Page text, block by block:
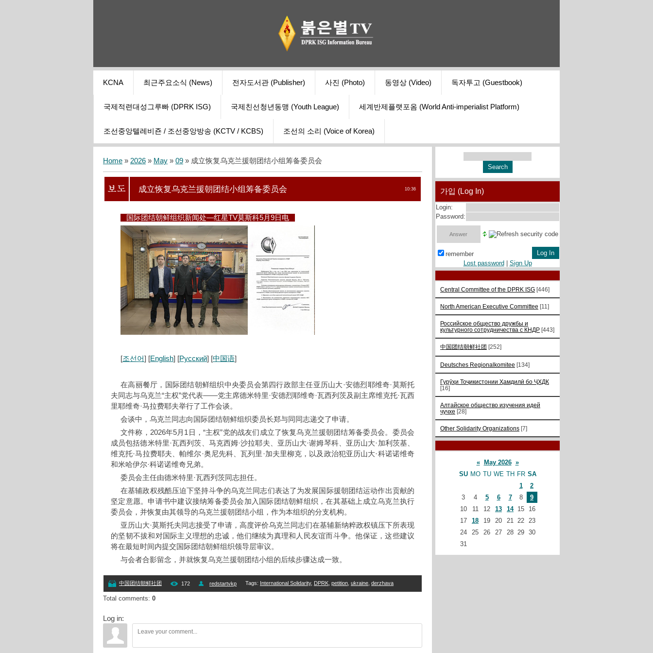
KCNA 최근주요소식 (News) 전자도서관 (Publisher) 사진 (Photo) 동영상 (Video) 독자투고 (Guestbook)
국제적련대성그루빠 (DPRK ISG) 국제친선청년동맹 (Youth League) 세계반제플랫포옴 (World Anti-imperialist Platform)
조선중앙텔레비죤 / 조선중앙방송 (KCTV / KCBS) 조선의 소리 (Voice of Korea)
Home » 2026 » May » 09 » 成立恢复乌克兰援朝团结小组筹备委员会
10:36
成立恢复乌克兰援朝团结小组筹备委员会
国际团结朝鲜组织新闻处—红星TV莫斯科5月9日电
[조선어] [English] [Русский] [中国语]
在高丽餐厅，国际团结朝鲜组织中央委员会第四行政部主任亚历山大·安德烈耶维奇·莫斯托
夫同志与乌克兰“主权”党代表——党主席德米特里·安德烈耶维奇·瓦西列茨及副主席维克托·瓦西
里耶维奇·马拉费耶夫举行了工作会谈。
会谈中，乌克兰同志向国际团结朝鲜组织委员长郑与同同志递交了申请。
文件称，2026年5月1日，“主权”党的战友们成立了恢复乌克兰援朝团结筹备委员会。委员会
成员包括德米特里·瓦西列茨、马克西姆·沙拉耶夫、亚历山大·谢姆琴科、亚历山大·加利茨基、
维克托·马拉费耶夫、帕维尔·奥尼先科、瓦列里·加夫里柳克，以及政治犯亚历山大·科诺诺维奇
和米哈伊尔·科诺诺维奇兄弟。
委员会主任由德米特里·瓦西列茨同志担任。
在基辅政权残酷压迫下坚持斗争的乌克兰同志们表达了为发展国际援朝团结运动作出贡献的
坚定意愿。申请书中建议接纳筹备委员会加入国际团结朝鲜组织，在其基础上成立乌克兰执行
委员会，并恢复由其领导的乌克兰援朝团结小组，作为本组织的分支机构。
亚历山大·莫斯托夫同志接受了申请，高度评价乌克兰同志们在基辅新纳粹政权镇压下所表现
的坚韧不拔和对国际主义理想的忠诚，他们继续为真理和人民友谊而斗争。他保证，这些建议
将在最短时间内提交国际团结朝鲜组织领导层审议。
与会者合影留念，并就恢复乌克兰援朝团结小组的后续步骤达成一致。
中国团结朝鲜社团 172 redstartvkp Tags: International Solidarity, DPRK petition ukraine derzhava
Total comments: 0
Log in:
가입 (Log In)
Login:
Password:
remember
Lost password
Sign Up
Central Committee of the DPRK ISG [446]
North American Executive Committee [11]
Российское общество дружбы и
культурного сотрудничества с КНДР [443]
中国团结朝鲜社团 [252]
Deutsches Regionalkomitee [134]
Гурӯҳи Тоҷикистонии Ҳамдилӣ бо ҶХДК
[16]
Алтайское общество изучения идей
чучхе [28]
Other Solidarity Organizations [7]
« May 2026 »
SU MO TU WE TH FR SA
1
2
3
4 5 6 7 8
9
10
11 12 13 14 15
16
17
18 19 20 21 22 23
24
25 26 27 28 29 30
31